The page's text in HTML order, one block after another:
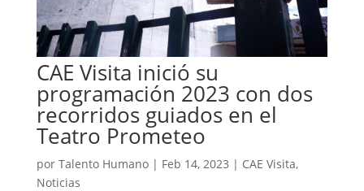
CAE Visita inició su
programación 2023 con dos
recorridos guiados en el
Teatro Prometeo
por Talento Humano| Feb 14, 2023 | CAE Visita,
Noticias